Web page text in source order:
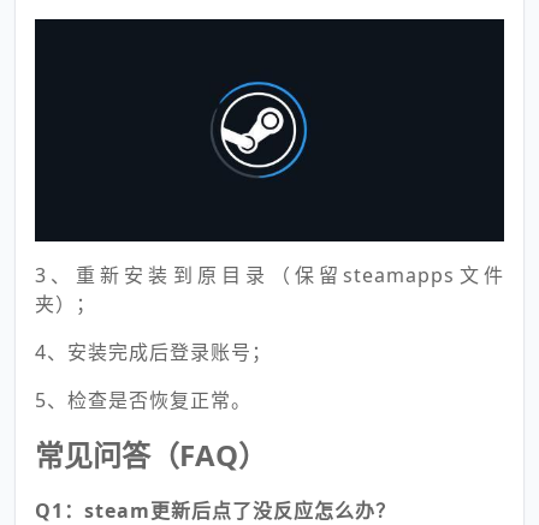
3、重新安装到原目录（保留steamapps文件
夹）；
4、安装完成后登录账号；
5、检查是否恢复正常。
常见问答（FAQ）
Q1：steam更新后点了没反应怎么办？